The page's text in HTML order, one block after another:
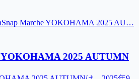
Marche YOKOHAMA 2025 AU…
YOKOHAMA 2025 AUTUMN